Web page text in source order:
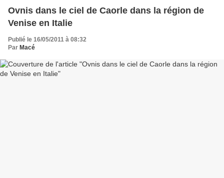
Ovnis dans le ciel de Caorle dans la région de
Venise en Italie
Publié le 16/05/2011 à 08:32
Par Macé